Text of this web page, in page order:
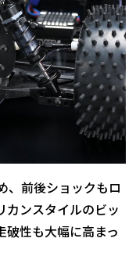
、前後ショックもロ
カンスタイルのビッ
破性も大幅に高まっ